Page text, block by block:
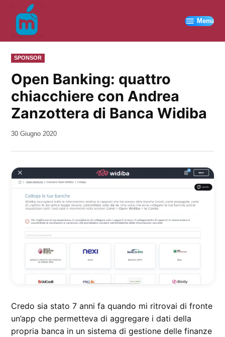
contenuto
Menu
PUBBLICATO
IN
SPONSOR
Open Banking: quattro
chiacchiere con Andrea
Zanzottera di Banca Widiba
da
30 Giugno 2020
Credo sia stato 7 anni fa quando mi ritrovai di fronte
un’app che permetteva di aggregare i dati della
propria banca in un sistema di gestione delle finanze